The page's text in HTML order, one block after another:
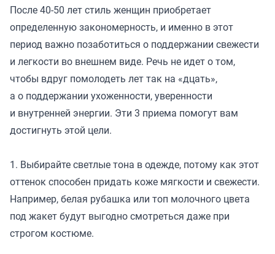
После 40-50 лет стиль женщин приобретает
определенную закономерность, и именно в этот
период важно позаботиться о поддержании свежести
и легкости во внешнем виде. Речь не идет о том,
чтобы вдруг помолодеть лет так на «дцать»,
а о поддержании ухоженности, уверенности
и внутренней энергии. Эти 3 приема помогут вам
достигнуть этой цели.
1. Выбирайте светлые тона в одежде, потому как этот
оттенок способен придать коже мягкости и свежести.
Например, белая рубашка или топ молочного цвета
под жакет будут выгодно смотреться даже при
строгом костюме.